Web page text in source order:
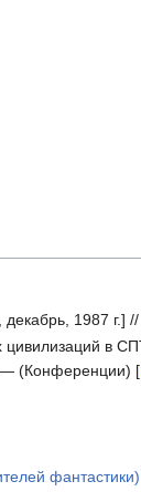
декабрь, 1987
цивилизаций в
(Конференции) [